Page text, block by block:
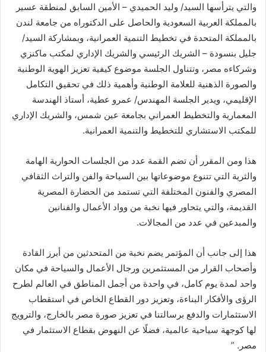
والتي يترأسها السيد/ وليد الحميدي – الأمين السابق لمنطقة عسير
بالمملكة العربية السعودية والحاصل على الدكتوراه من جامعة لندن
بالمملكة المتحدة في تخطيط التنمية العمرانية، وبمشاركة السيد/
جليل بنسودة – الشريك الرئيسي والشريك الإداري لمكتب ماكنزي
وشركاءه مصر، وتتناول الجلسة موضوع كيفية تعزيز الهوية الوطنية
والصورة الذهنية للعلامة الوطنية وأهمية ذلك في تحقيق التكامل
الإقليمي، ويدير الجلسة المهندس/ عمرو عطية، أستاذ الهندسة
المعمارية والتخطيط العمراني بجامعة عين شمس، والشريك الإداري
للمكتب الاستشاري للتخطيط والتنمية العمرانية.
هذا ومن المقرر أن تضم القمة عدد من الجلسات الحوارية الهامة
والثرية التي تتنوع موضوعاتها بين السياحة والفن والتراث الثقافي
المصري والفنون المختلفة التي تستمد من الحضارة المصرية
القديمة، والتي يتحاور فيها نخبة من وواد الأعمال والفنانين
والمبدعين في عدد من المجالات.
هذا إلى جانب أن المؤتمر يضم نخبة من المتحدثين من أبرز القادة
وأصحاب القرار من المستثمرين ورجال الأعمال والسياحة في مكان
واحد لمدة يوم كامل، في واحدة من أجمل المناطق في العالم لطرح
الرؤى والأفكار البناءة، وتعزيز دور القطاع الخاص في استقطاب
الاستثمارات والدفع برسالتنا في تعزيز صورة مصر بالخارج، والترويج
لها كوجهة سياحية عالمية، فضلًا عن النهوض بقطاع الاستثمار في
مصر. ”